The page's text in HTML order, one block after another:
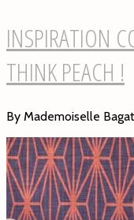
INSPIRATION
THINK PEACH !
By Mademoiselle